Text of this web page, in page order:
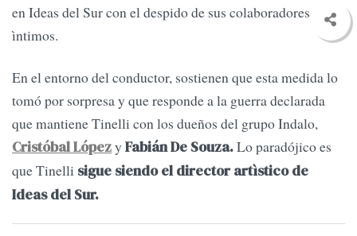
en Ideas del Sur con el despido de sus colaboradores más
ìntimos.
En el entorno del conductor, sostienen que esta medida lo
tomó por sorpresa y que responde a la guerra declarada
que mantiene Tinelli con los dueños del grupo Indalo,
Cristóbal Lópezy Fabián De Souza.Lo paradójico es
que Tinelli sigue siendo el director artìstico de
Ideas del Sur.